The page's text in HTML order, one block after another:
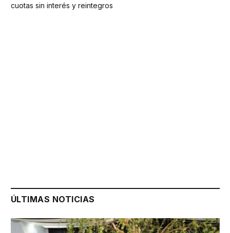
cuotas sin interés y reintegros
ÚLTIMAS NOTICIAS